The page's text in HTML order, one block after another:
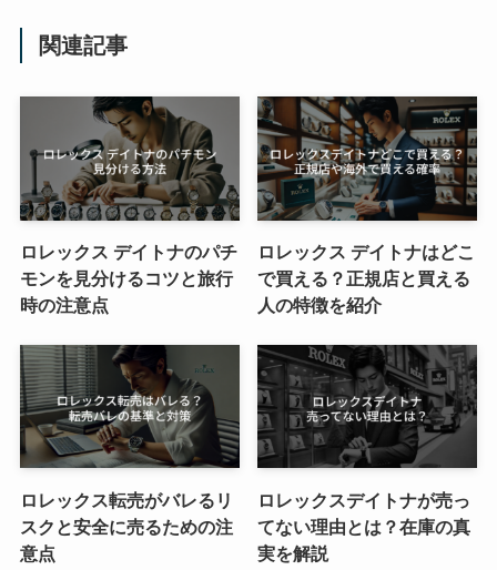
関連記事
ロレックス デイトナのパチ
モンを見分けるコツと旅行
時の注意点
ロレックス デイトナはどこ
で買える？正規店と買える
人の特徴を紹介
ロレックス転売がバレるリ
スクと安全に売るための注
意点
ロレックスデイトナが売っ
てない理由とは？在庫の真
実を解説